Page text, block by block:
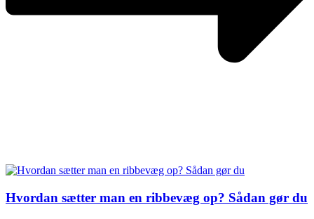
Hvordan sætter man en ribbevæg op? Sådan gør du